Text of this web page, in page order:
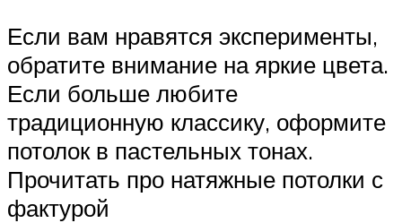
Если вам нравятся эксперименты,
обратите внимание на яркие цвета.
Если больше любите
традиционную классику, оформите
потолок в пастельных тонах.
Прочитать про натяжные потолки с
фактурой